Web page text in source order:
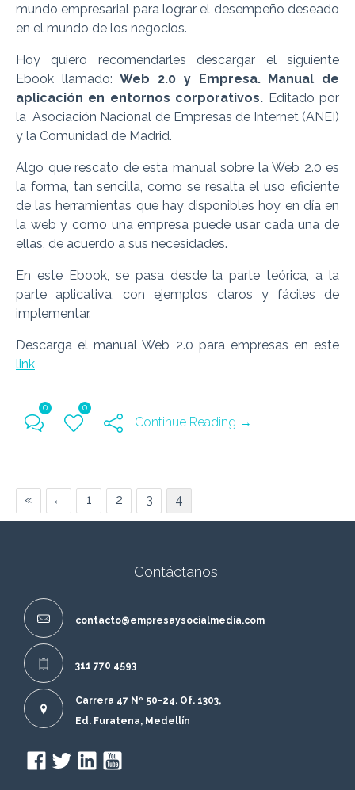
mundo empresarial para lograr el desempeño deseado
en el mundo de los negocios.
Hoy quiero recomendarles descargar el siguiente
Ebook llamado:Web 2.0 y Empresa. Manual de
aplicación en entornos corporativos. Editado por
la Asociación Nacional de Empresas de Internet (ANEI)
y la Comunidad de Madrid.
Algo que rescato de esta manual sobre la Web 2.0 es
la forma, tan sencilla, como se resalta el uso eficiente
de las herramientas que hay disponibles hoy en día en
la web y como una empresa puede usar cada una de
ellas, de acuerdo a sus necesidades.
En este Ebook, se pasa desde la parte teórica, a la
parte aplicativa, con ejemplos claros y fáciles de
implementar.
Descarga el manual Web 2.0 para empresas en este
link
0 0
Continue Reading →
« ← 1 2 3 4
Contáctanos
contacto@empresaysocialmedia.com
311 770 4593
Carrera 47 Nº 50-24. Of. 1303,
Ed. Furatena, Medellín